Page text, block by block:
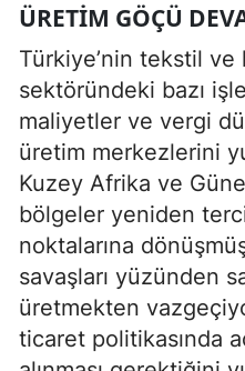
ÜRETIM GÖÇÜ
Türkiye’nin tekstil ve
sektöründeki bazı
maliyetler ve vergi
üretim merkezlerini
Kuzey Afrika ve
bölgeler yeniden
noktalarına
savaşları yüzünden
üretmekten
ticaret politikasında